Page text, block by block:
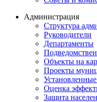
Администрация
Структура
Руководители
Департаменты
Объекты на
Проекты
Оценка
Защита